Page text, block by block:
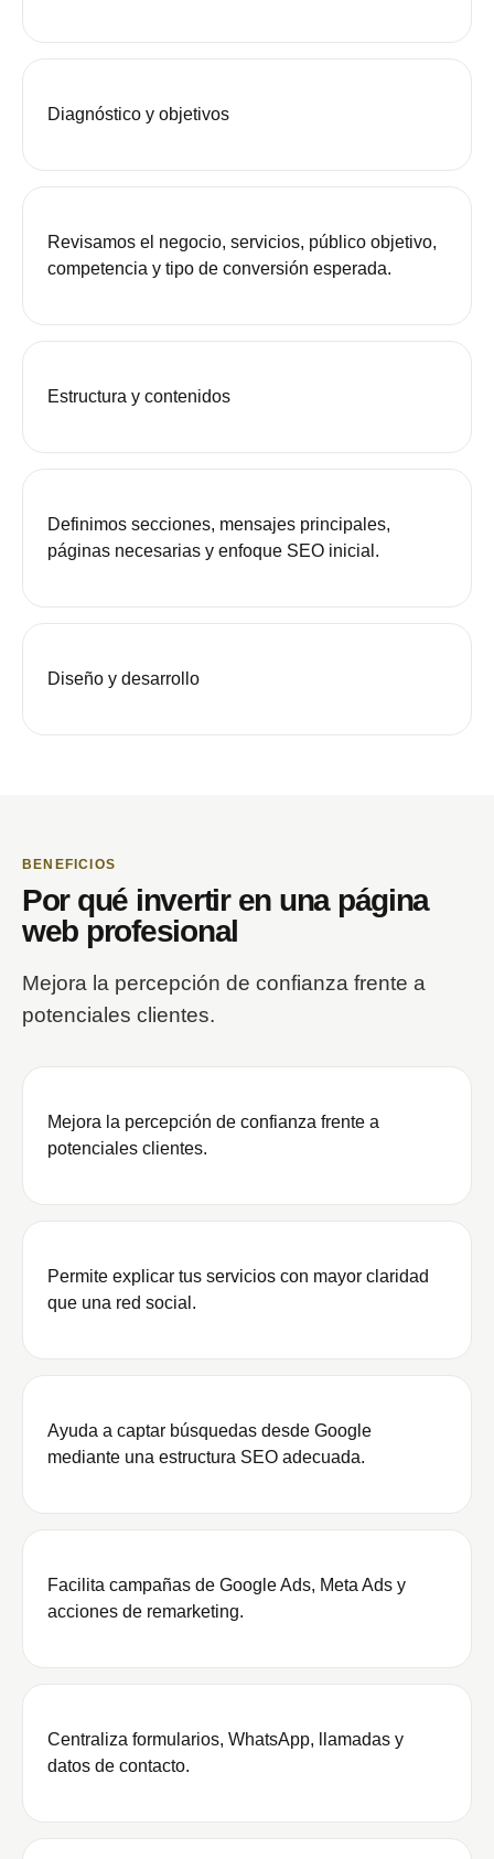
Diagnóstico y objetivos
Revisamos el negocio, servicios, público objetivo,
competencia y tipo de conversión esperada.
Estructura y contenidos
Definimos secciones, mensajes principales,
páginas necesarias y enfoque SEO inicial.
Diseño y desarrollo
BENEFICIOS
Por qué invertir en una página
web profesional
Mejora la percepción de confianza frente a
potenciales clientes.
Mejora la percepción de confianza frente a
potenciales clientes.
Permite explicar tus servicios con mayor claridad
que una red social.
Ayuda a captar búsquedas desde Google
mediante una estructura SEO adecuada.
Facilita campañas de Google Ads, Meta Ads y
acciones de remarketing.
Centraliza formularios, WhatsApp, llamadas y
datos de contacto.